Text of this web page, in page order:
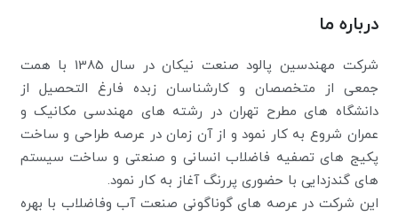
درباره ما
شرکت مهندسین پالود صنعت نیکان در سال 1385 با همت
جمعی از متخصصان و کارشناسان زبده فارغ التحصیل از
دانشگاه های مطرح تهران در رشته های مهندسی مکانیک و
عمران شروع به کار نمود و از آن زمان در عرصه طراحی و ساخت
پکیج های تصفیه فاضلاب انسانی و صنعتی و ساخت سیستم
های گندزدایی با حضوری پررنگ آغاز به کار نمود.
این شرکت در عرصه های گوناگونی صنعت آب وفاضلاب با بهره